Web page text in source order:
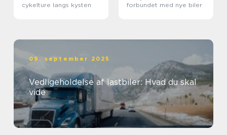
cykelture langs kysten
forbundet med nye biler
09. september 2025
Vedligeholdelse af lastbiler: Hvad du skal
vide